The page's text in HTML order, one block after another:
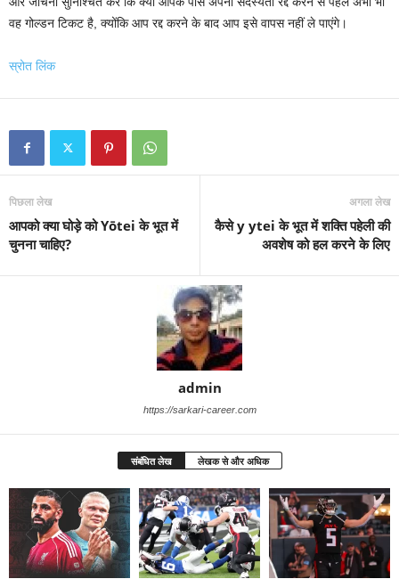
वह गोल्डन टिकट है, क्योंकि आप रद्द करने के बाद आप इसे वापस नहीं ले पाएंगे।
स्रोत लिंक
पिछला लेख
आपको क्या घोड़े को Yōtei के भूत में
चुनना चाहिए?
अगला लेख
कैसे y ytei के भूत में शक्ति पहेली की
अवशेष को हल करने के लिए
admin
https://sarkari-career.com
संबंधित लेख लेखक से और अधिक